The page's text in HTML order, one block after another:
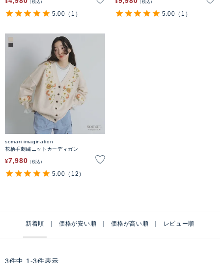
税込
5.00 （1）
税込
5.00 （1）
somari imagination
花柄手刺繍ニットカーディガン
¥7,980 税込
5.00 （12）
新着順 価格が安い順 価格が高い順 レビュー順
3件中 1 -3件表示